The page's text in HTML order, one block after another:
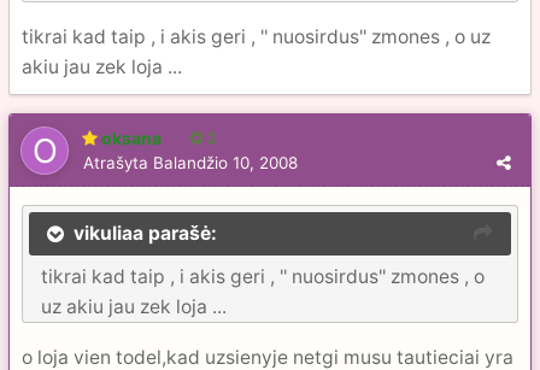
tikrai kad taip , i akis geri , '' nuosirdus'' zmones , o uz
akiu jau zek loja ...
oksana 2
Atrašyta Balandžio 10, 2008
vikuliaa parašė:
tikrai kad taip , i akis geri , '' nuosirdus'' zmones , o
uz akiu jau zek loja ...
o loja vien todel,kad uzsienyje netgi musu tautieciai yra